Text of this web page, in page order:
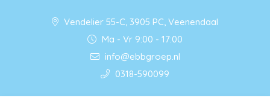
Vendelier 55-C, 3905 PC, Veenendaal
Ma - Vr 9:00 - 17:00
info@ebbgroep.nl
0318-590099